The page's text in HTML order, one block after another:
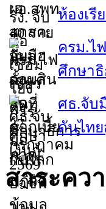
ห้องเรี
ครม.ไ
ศึกษา
ศธ.จับ
ดันไทย
สาระคว